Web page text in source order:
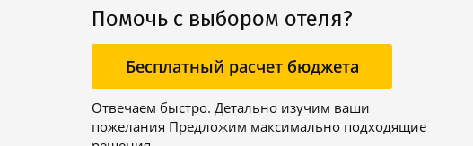
Помочь с выбором отеля?
Бесплатный расчет бюджета
Отвечаем быстро. Детально изучим ваши
пожелания Предложим максимально подходящие